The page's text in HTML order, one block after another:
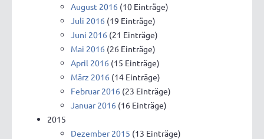
August 2016 (10 Einträge)
Juli 2016 (19 Einträge)
Juni 2016 (21 Einträge)
Mai 2016 (26 Einträge)
April 2016 (15 Einträge)
März 2016 (14 Einträge)
Februar 2016 (23 Einträge)
Januar 2016 (16 Einträge)
2015
Dezember 2015 (13 Einträge)